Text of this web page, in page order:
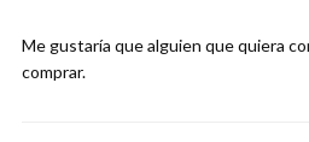
Me gustaría que alguien que quiera
comprar.